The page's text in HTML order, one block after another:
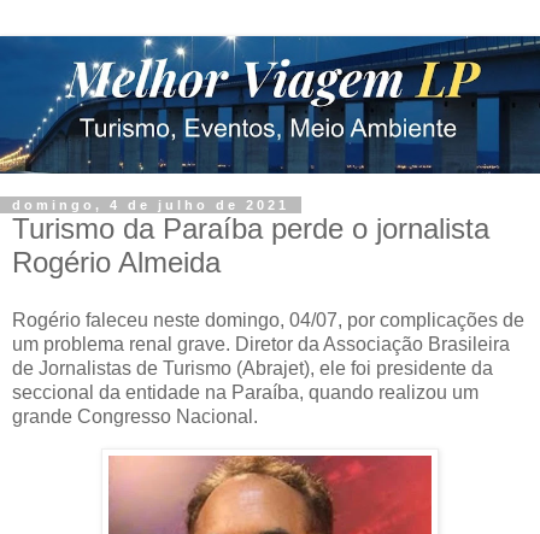
domingo, 4 de julho de 2021
Turismo da Paraíba perde o jornalista
Rogério Almeida
Rogério faleceu neste domingo, 04/07, por complicações de
um problema renal grave. Diretor da Associação Brasileira
de Jornalistas de Turismo (Abrajet), ele foi presidente da
seccional da entidade na Paraíba, quando realizou um
grande Congresso Nacional.